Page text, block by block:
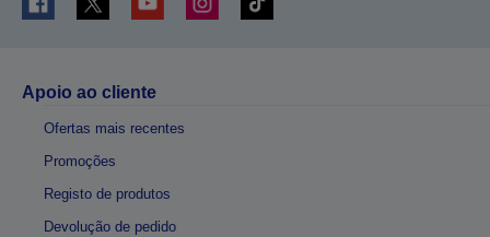
Apoio ao cliente
Ofertas mais recentes
Promoções
Registo de produtos
Devolução de pedido